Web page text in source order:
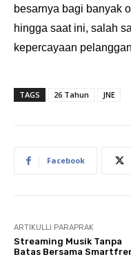
besarnya bagi banyak
hingga saat ini, salah
kepercayaan
TAGS 26 Tahun JNE
Facebook
ARTIKULLI PARAPRAK
​Streaming Musik Tanpa
Batas Bersama